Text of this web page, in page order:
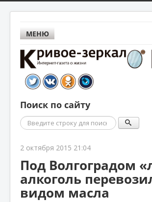
МЕНЮ
Поиск по сайту
Поиск
2 октября 2015 21:04
Под Волгоградом
алкоголь
видом масла